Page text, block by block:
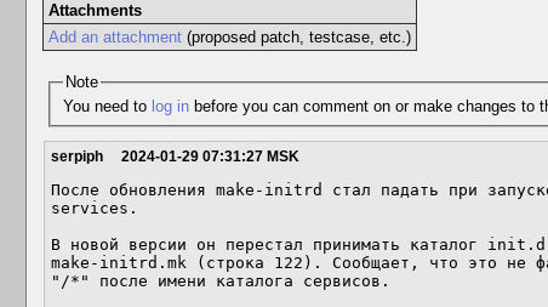
Attachments
Add an attachment(proposed patch, testcase, etc.)
Note
You need to log in before you can comment on or make changes to
serpiph 2024-01-29 07:31:27 MSK
После обновления make-initrd стал падать при
services.
В новой версии он перестал принимать каталог
make-initrd.mk (строка 122). Сообщает, что это не
"/*" после имени каталога сервисов.